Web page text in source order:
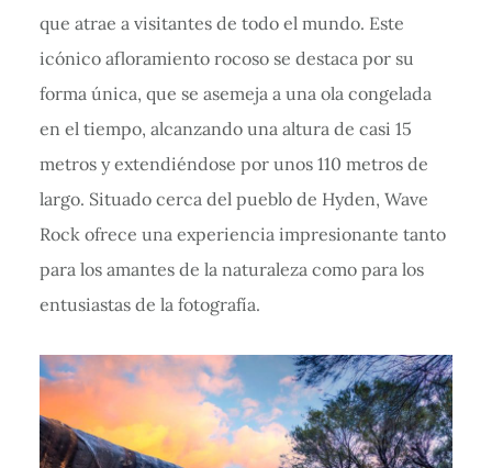
que atrae a visitantes de todo el mundo. Este
icónico afloramiento rocoso se destaca por su
forma única, que se asemeja a una ola congelada
en el tiempo, alcanzando una altura de casi 15
metros y extendiéndose por unos 110 metros de
largo. Situado cerca del pueblo de Hyden, Wave
Rock ofrece una experiencia impresionante tanto
para los amantes de la naturaleza como para los
entusiastas de la fotografía.